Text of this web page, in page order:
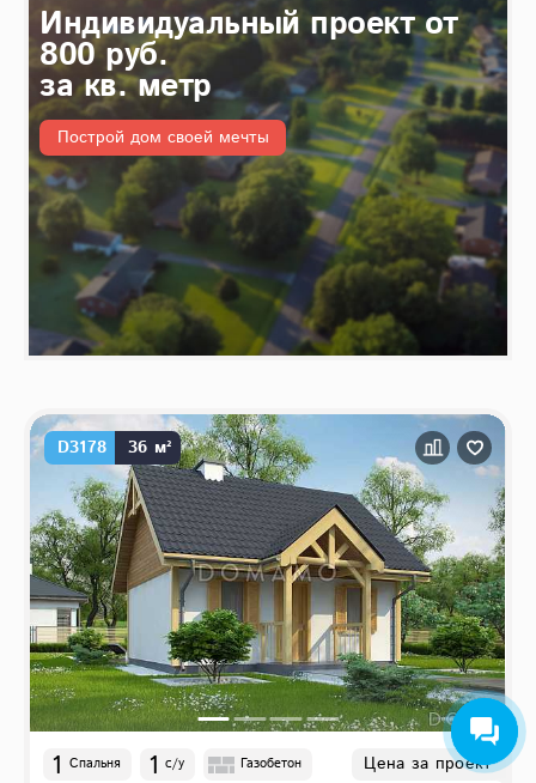
Индивидуальный проект от
800 руб.
за кв. метр
Построй дом своей мечты
D3178 36 м²
1 Спальня 1 с/у Газобетон Цена за проект